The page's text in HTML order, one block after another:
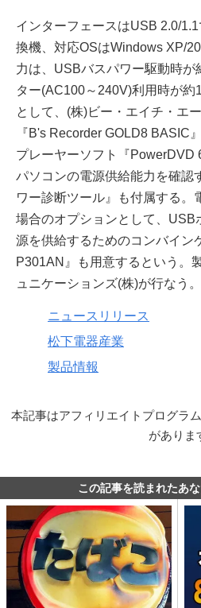
インターフェースはUSB 2.0/
換機、対応OSはWindows XP/
力は、USBバスパワー駆動時
ター(AC100～240V)利用時が約
として、(株)ビー・エイチ・エ
『B's Recorder GOLD8 BASIC
プレーヤーソフト『PowerDVD
パソコンの電源供給能力を確認
ワー診断ツール』も付属する。
場合のオプションとして、USB
源を供給するためのコンバイン
P301AN』も用意するという。
ュニケーションズ(株)が行なう。
ニュースリリース
松下電器産業
製品情報
本記事はアフィリエイトプログラ
がありま
この記事を読まれたあ